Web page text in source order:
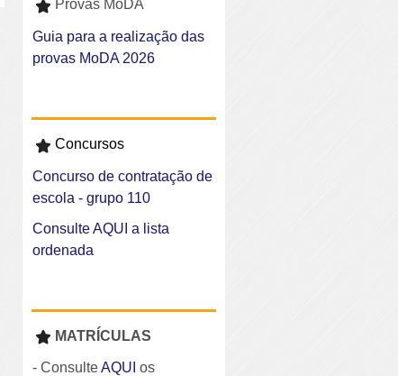
Provas MoDA
Guia para a realização das
provas MoDA 2026
Concursos
Concurso de contratação de
escola - grupo 110
Consulte AQUI a lista
ordenada
MATRÍCULAS
- ConsulteAQUI os